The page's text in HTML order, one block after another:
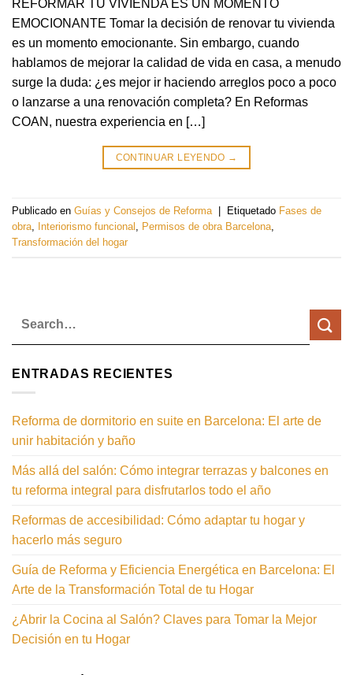
REFORMAR TU VIVIENDA ES UN MOMENTO
EMOCIONANTE Tomar la decisión de renovar tu vivienda
es un momento emocionante. Sin embargo, cuando
hablamos de mejorar la calidad de vida en casa, a menudo
surge la duda: ¿es mejor ir haciendo arreglos poco a poco
o lanzarse a una renovación completa? En Reformas
COAN, nuestra experiencia en […]
CONTINUAR LEYENDO →
Publicado en Guías y Consejos de Reforma Etiquetado Fases de
obra, Interiorismo funcional , Permisos de obra Barcelona,
Transformación del hogar
ENTRADAS RECIENTES
Reforma de dormitorio en suite en Barcelona: El arte de
unir habitación y baño
Más allá del salón: Cómo integrar terrazas y balcones en
tu reforma integral para disfrutarlos todo el año
Reformas de accesibilidad: Cómo adaptar tu hogar y
hacerlo más seguro
Guía de Reforma y Eficiencia Energética en Barcelona: El
Arte de la Transformación Total de tu Hogar
¿Abrir la Cocina al Salón? Claves para Tomar la Mejor
Decisión en tu Hogar